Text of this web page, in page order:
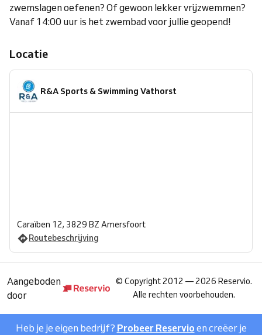
zwemslagen oefenen? Of gewoon lekker vrijzwemmen?
Vanaf 14:00 uur is het zwembad voor jullie geopend!
Locatie
R&A Sports & Swimming Vathorst
Caraïben 12, 3829 BZ Amersfoort
Routebeschrijving
Aangeboden
door
© Copyright 2012 — 2026 Reservio.
Alle rechten voorbehouden.
Heb je je eigen bedrijf? Probeer Reservio en creëer je